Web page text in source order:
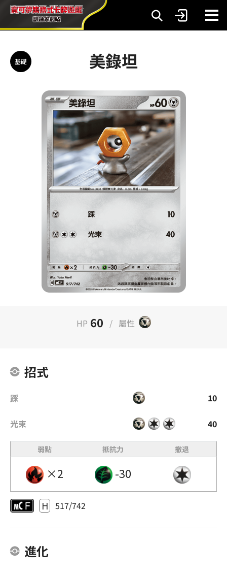
基礎 美錄坦
HP 60 / 屬性
招式
踩 10
光束 40
弱點 抵抗力 撤退
×2 -30
H 517/742
進化